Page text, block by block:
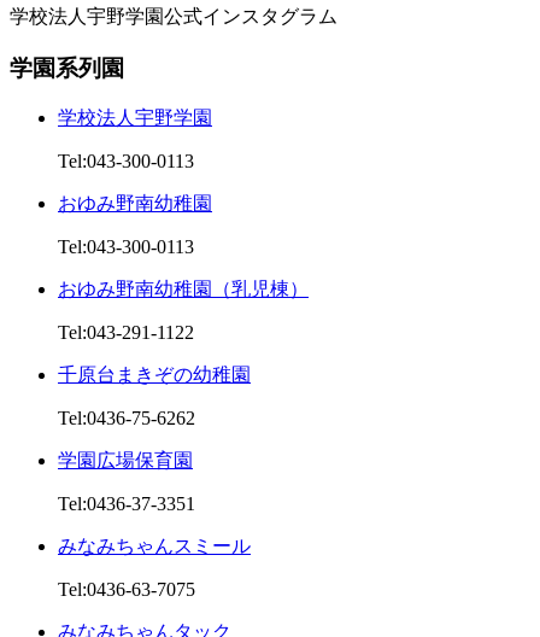
学校法人宇野学園公式インスタグラム
学園系列園
学校法人宇野学園
Tel:043-300-0113
おゆみ野南幼稚園
Tel:043-300-0113
おゆみ野南幼稚園（乳児棟）
Tel:043-291-1122
千原台まきぞの幼稚園
Tel:0436-75-6262
学園広場保育園
Tel:0436-37-3351
みなみちゃんスミール
Tel:0436-63-7075
みなみちゃんタック